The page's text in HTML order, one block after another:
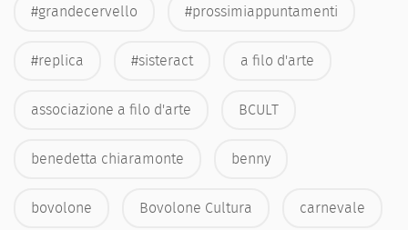
#grandecervello #prossimiappuntamenti
#replica #sisteract a filo d'arte
associazione a filo d'arte BCULT
benedetta chiaramonte benny
bovolone Bovolone Cultura carnevale